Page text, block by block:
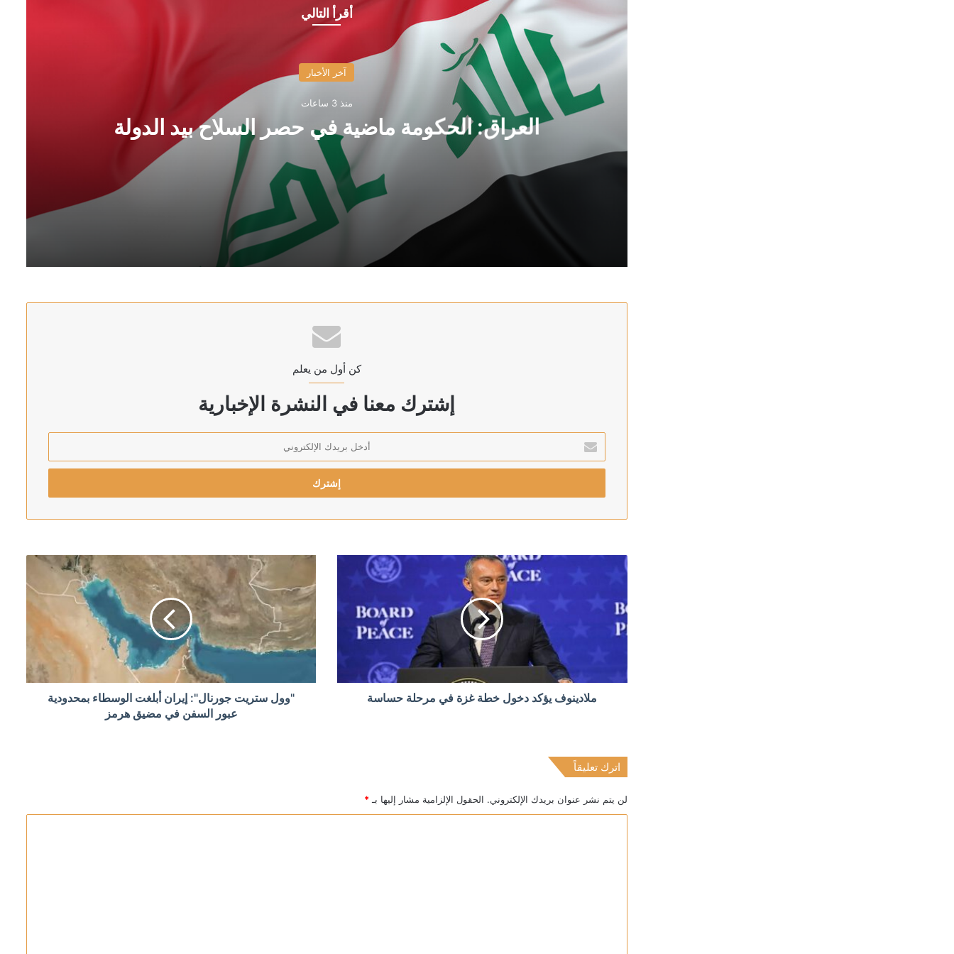
أقرأ التالي
آخر الأخبار
منذ 3 ساعات
العراق: الحكومة ماضية في حصر السلاح بيد الدولة
العراق: الحكومة ماضية في حصر السلاح بيد الدولة
الخارجية الباكستانية: توقيع اتفاقية دفاع مشترك بين باكستان والسعودية وتركيا
رئيس الشاباك: موافقة حماس على نزع السلاح “خدعة” لكسب الوقت
ترامب يحذر: قد أكون آخر رئيس جمهوري
“بوليتيكو”: نتائج الانتخابات في شرق ألمانيا قد تحسم مستقبل ميرتس السياسي
منذ 6 ساعات
كن أول من يعلم
إشترك معنا في النشرة الإخبارية
بريدك
الإلكتروني
ملادينوف يؤكد دخول خطة غزة في مرحلة حساسة
"وول ستريت جورنال": إيران أبلغت الوسطاء بمحدودية
عبور السفن في مضيق هرمز
اترك تعليقاً
لن يتم نشر عنوان بريدك الإلكتروني. الحقول الإلزامية مشار إليها بـ *